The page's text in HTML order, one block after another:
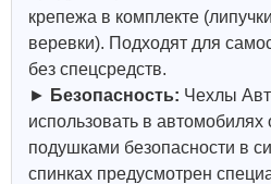
крепежа в комплекте
веревки). Подходят для
без спецсредств.
► Безопасность: Чехлы
использовать в
подушками безопасности в
спинках предусмотрен